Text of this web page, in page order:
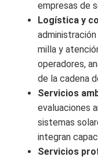
empresas de
Logística y
milla y
operadores,
de la cadena
Servicios
evaluaciones
sistemas
integran
Servicios